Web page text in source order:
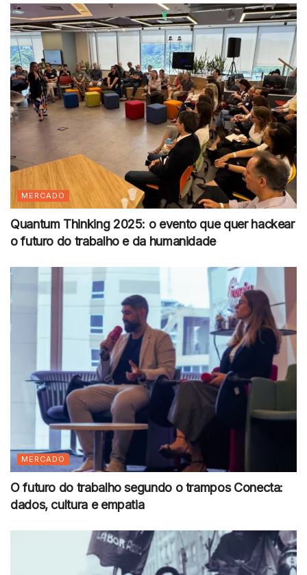
MERCADO
Quantum Thinking 2025: o evento que quer hackear
o futuro do trabalho e da humanidade
MERCADO
O futuro do trabalho segundo o trampos Conecta:
dados, cultura e empatia